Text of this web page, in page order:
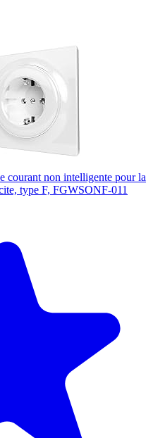
non intelligente pour la
type F, FGWSONF-011